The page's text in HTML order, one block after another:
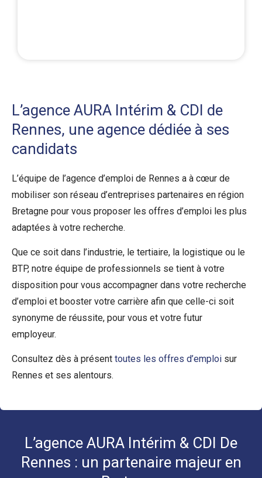
L’agence AURA Intérim & CDI de
Rennes, une agence dédiée à ses
candidats
L’équipe de l’agence d’emploi de Rennes a à cœur de
mobiliser son réseau d’entreprises partenaires en région
Bretagne pour vous proposer les offres d’emploi les plus
adaptées à votre recherche.
Que ce soit dans l’industrie, le tertiaire, la logistique ou le
BTP, notre équipe de professionnels se tient à votre
disposition pour vous accompagner dans votre recherche
d’emploi et booster votre carrière afin que celle-ci soit
synonyme de réussite, pour vous et votre futur
employeur.
Consultez dès à présent toutes les offres d’emploi sur
Rennes et ses alentours.
L’agence AURA Intérim & CDI De
Rennes : un partenaire majeur en